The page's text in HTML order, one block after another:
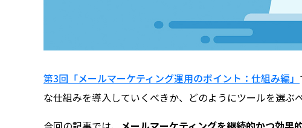
第3回「メールマーケティング運用のポイント：仕組み編」
な仕組みを導入していくべきか、どのようにツールを選ぶ